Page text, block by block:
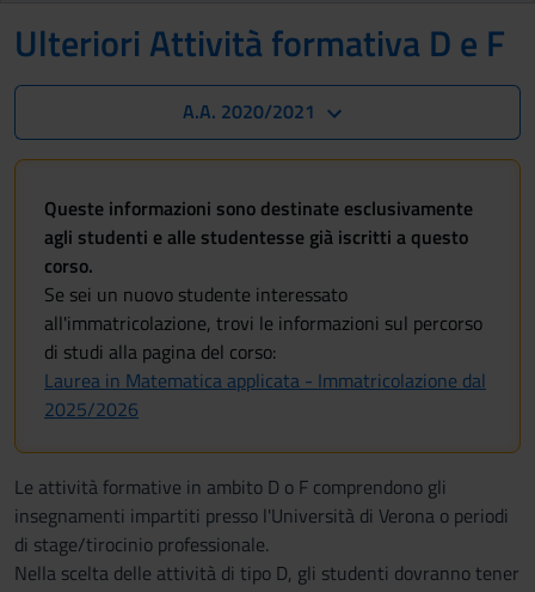
Ulteriori Attività formativa D e F
A.A. 2020/2021
Queste informazioni sono destinate esclusivamente
agli studenti e alle studentesse già iscritti a questo
corso.
Se sei un nuovo studente interessato
all'immatricolazione, trovi le informazioni sul percorso
di studi alla pagina del corso:
Laurea in Matematica applicata - Immatricolazione dal
2025/2026
Le attività formative in ambito D o F comprendono gli
insegnamenti impartiti presso l'Università di Verona o periodi
di stage/tirocinio professionale.
Nella scelta delle attività di tipo D, gli studenti dovranno tener